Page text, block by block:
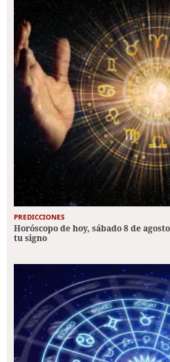
PREDICCIONES
Horóscopo de hoy, sábado 8 de
tu signo